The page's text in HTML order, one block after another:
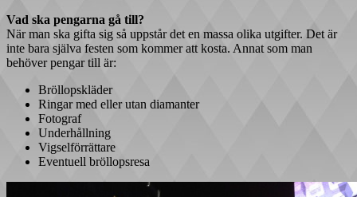
Vad ska pengarna gå till?
När man ska gifta sig så uppstår det en massa olika utgifter. Det är
inte bara själva festen som kommer att kosta. Annat som man
behöver pengar till är:
Bröllopskläder
Ringar med eller utan diamanter
Fotograf
Underhållning
Vigselförrättare
Eventuell bröllopsresa